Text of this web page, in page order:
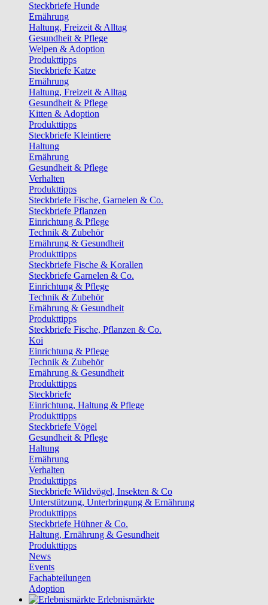
Steckbriefe Hunde
Ernährung
Haltung, Freizeit & Alltag
Gesundheit & Pflege
Welpen & Adoption
Produkttipps
Steckbriefe Katze
Ernährung
Haltung, Freizeit & Alltag
Gesundheit & Pflege
Kitten & Adoption
Produkttipps
Steckbriefe Kleintiere
Haltung
Ernährung
Gesundheit & Pflege
Verhalten
Produkttipps
Steckbriefe Fische, Garnelen & Co.
Steckbriefe Pflanzen
Einrichtung & Pflege
Technik & Zubehör
Ernährung & Gesundheit
Produkttipps
Steckbriefe Fische & Korallen
Steckbriefe Garnelen & Co.
Einrichtung & Pflege
Technik & Zubehör
Ernährung & Gesundheit
Produkttipps
Steckbriefe Fische, Pflanzen & Co.
Koi
Einrichtung & Pflege
Technik & Zubehör
Ernährung & Gesundheit
Produkttipps
Steckbriefe
Einrichtung, Haltung & Pflege
Produkttipps
Steckbriefe Vögel
Gesundheit & Pflege
Haltung
Ernährung
Verhalten
Produkttipps
Steckbriefe Wildvögel, Insekten & Co
Unterstützung, Unterbringung & Ernährung
Produkttipps
Steckbriefe Hühner & Co.
Haltung, Ernährung & Gesundheit
Produkttipps
News
Events
Fachabteilungen
Adoption
Erlebnismärkte